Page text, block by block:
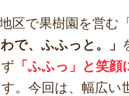
区で果樹園を営む
わで、ふふっと。」
「ふふっ」と笑
。今回は、幅広い